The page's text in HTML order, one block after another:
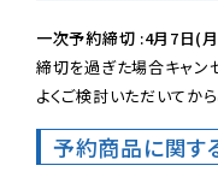
一次予約締切 :4月7日(
締切を過ぎた場合キャン
よくご検討いただいてか
予約商品に関す